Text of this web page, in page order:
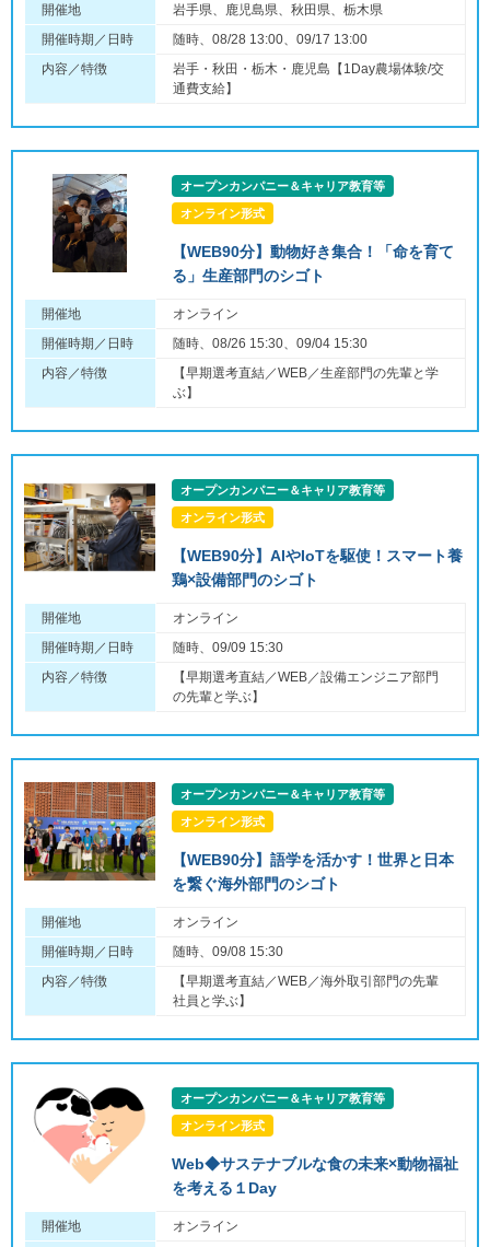
開催地
岩手県、鹿児島県、秋田県、栃木県
開催時期／日時
随時、08/28 13:00、09/17 13:00
内容／特徴
岩手・秋田・栃木・鹿児島【1Day農場体験/交
通費支給】
オープンカンパニー＆キャリア教育等
オンライン形式
【WEB90分】動物好き集合！「命を育て
る」生産部門のシゴト
開催地
オンライン
開催時期／日時
随時、08/26 15:30、09/04 15:30
内容／特徴
【早期選考直結／WEB／生産部門の先輩と学
ぶ】
オープンカンパニー＆キャリア教育等
オンライン形式
【WEB90分】AIやIoTを駆使！スマート養
鶏×設備部門のシゴト
開催地
オンライン
開催時期／日時
随時、09/09 15:30
内容／特徴
【早期選考直結／WEB／設備エンジニア部門
の先輩と学ぶ】
オープンカンパニー＆キャリア教育等
オンライン形式
【WEB90分】語学を活かす！世界と日本
を繋ぐ海外部門のシゴト
開催地
オンライン
開催時期／日時
随時、09/08 15:30
内容／特徴
【早期選考直結／WEB／海外取引部門の先輩
社員と学ぶ】
オープンカンパニー＆キャリア教育等
オンライン形式
Web◆サステナブルな食の未来×動物福祉
を考える１Day
開催地
オンライン